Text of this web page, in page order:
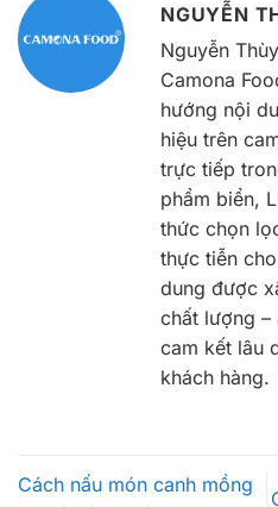
NGUYỄN
Nguyễn
Camona
hướng nội
hiệu trên
trực tiếp
phẩm biển,
thức chọn
thực tiễn
dung được
chất lượng –
cam kết lâu
khách hàng.
Cách nấu món canh mồng